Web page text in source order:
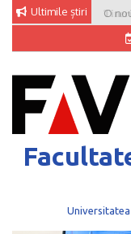
Skip
Ultimile știri O